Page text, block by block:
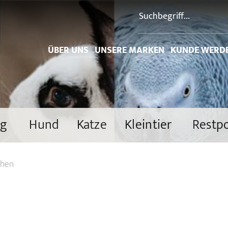
ÜBER UNS UNSERE MARKEN KUNDE
Hund Katze Kleintier